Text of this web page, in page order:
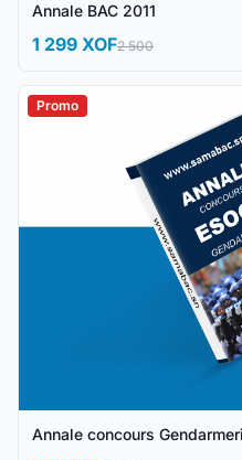
Annale BAC 2011
1 299 XOF2 500
Promo
Annale concours